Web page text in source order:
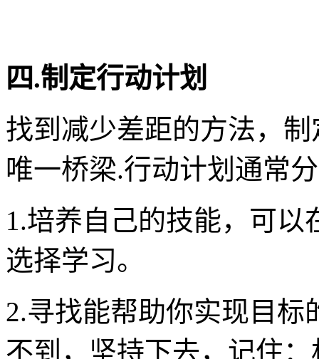
四.制定行动计划
找到减少差距的方法，
唯一桥梁.行动计划通常
1.培养自己的技能，可
选择学习。
2.寻找能帮助你实现目标
不到，坚持下去，记住